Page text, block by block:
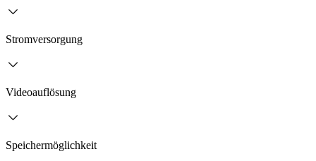
Stromversorgung
Videoauflösung
Speichermöglichkeit